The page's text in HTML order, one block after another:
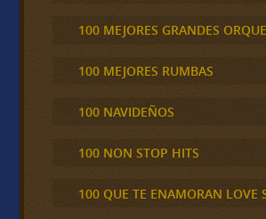
100 MEJORES GRANDES
100 MEJORES RUMBAS
100 NAVIDEÑOS
100 NON STOP HITS
100 QUE TE ENAMORAN LOVE